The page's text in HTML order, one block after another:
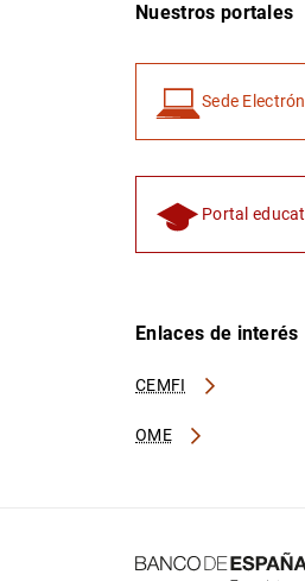
Nuestros portales
Sede
Portal
Enlaces de interés
CEMFI
OME